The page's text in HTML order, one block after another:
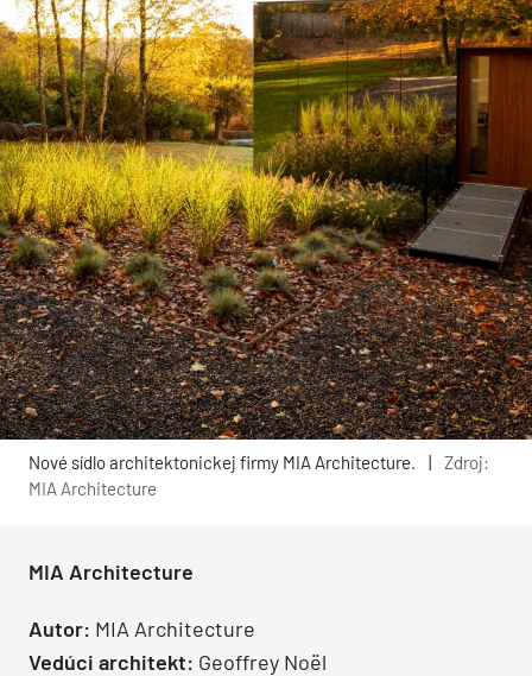
Nové sídlo architektonickej firmy MIA Architecture. |
Zdroj:
MIA Architecture
MIA Architecture
Autor: MIA Architecture
Vedúci architekt: Geoffrey Noël